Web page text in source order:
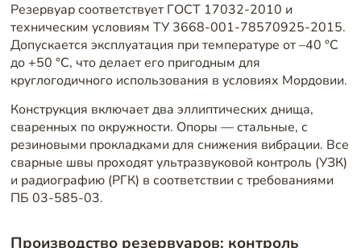
Резервуар соответствует ГОСТ 17032-2010 и
техническим условиям ТУ 3668-001-78570925-2015.
Допускается эксплуатация при температуре от –40 °C
до +50 °C, что делает его пригодным для
круглогодичного использования в условиях Мордовии.
Конструкция включает два эллиптических днища,
сваренных по окружности. Опоры — стальные, с
резиновыми прокладками для снижения вибрации. Все
сварные швы проходят ультразвуковой контроль (УЗК)
и радиографию (РГК) в соответствии с требованиями
ПБ 03-585-03.
Производство резервуаров: контроль